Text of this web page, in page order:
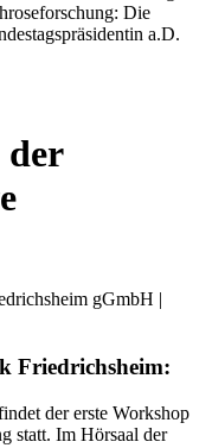
Die
a.D.
gGmbH |
Friedrichsheim:
der erste Workshop
statt. Im Hörsaal der